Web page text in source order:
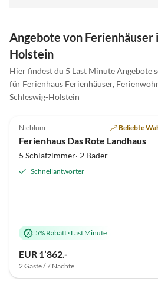
Angebote von Ferienhäuser
Holstein
Hier findest du 5 Last Minute Angebote
für Ferienhaus Ferienhäuser,
Schleswig-Holstein
Nieblum Beliebte
Ferienhaus Das Rote Landhaus
5 Schlafzimmer· 2 Bäder
Schnellantworter
5% Rabatt· Last Minute
EUR 1’862.-
2 Gäste / 7 Nächte